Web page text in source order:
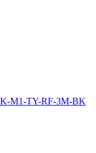
M1-TY-RF-3M-BK